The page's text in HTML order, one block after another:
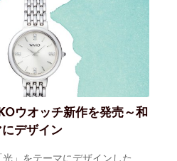
ウオッチ新作を発売～和
デザイン
光」をテーマにデザインした